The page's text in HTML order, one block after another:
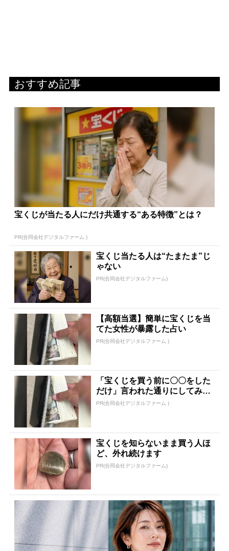
おすすめ記事
宝くじが当たる人にだけ共通する“ある特徴”とは？
PR(合同会社デジタルファーム )
宝くじ当たる人は“たまたま”じ
ゃない
PR(合同会社デジタルファーム)
【高額当選】簡単に宝くじを当
てた女性が暴露した占い
PR(合同会社デジタルファーム )
「宝くじを買う前に〇〇をした
だけ」言われた通りにしてみた
ら…
PR(合同会社デジタルファーム )
宝くじを知らないまま買う人ほ
ど、外れ続けます
PR(合同会社デジタルファーム)